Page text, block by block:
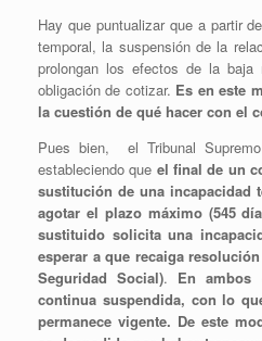
Hay que puntualizar que a partir
temporal, la suspensión de la
prolongan los efectos de la
obligación de cotizar. Es en este
la cuestión de qué hacer con el
Pues bien, el Tribunal
estableciendo que el final de un
sustitución de una incapacidad
agotar el plazo máximo (545
sustituido solicita una
esperar a que recaiga
Seguridad Social). En ambos
continua suspendida, con lo
permanece vigente. De este